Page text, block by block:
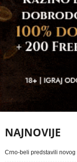
NAJNOVIJE
Crno-beli predstavili novog